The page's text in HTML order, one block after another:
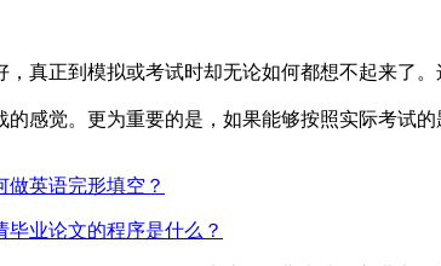
真正到模拟或考试时却无论如何都想不起来了。
感觉。更为重要的是，如果能够按照实际考试
英语完形填空？
业论文的程序是什么？